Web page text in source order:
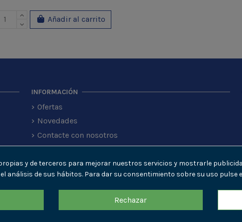
Añadir al carrito
INFORMACIÓN
Ofertas
Novedades
Contacte con nosotros
y de terceros para mejorar nuestros servicios y mostrarle
análisis de sus hábitos. Para dar su consentimiento sobre su uso pulse
Rechazar